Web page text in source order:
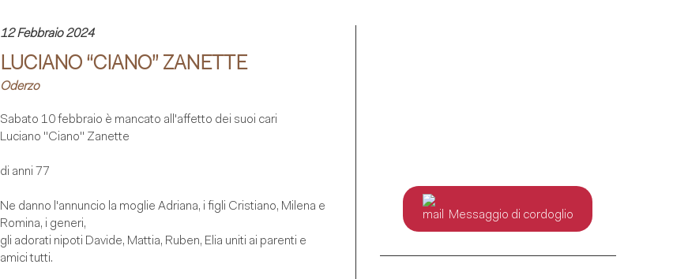
12 Febbraio 2024
LUCIANO “CIANO” ZANETTE
Oderzo
Sabato 10 febbraio è mancato all'affetto dei suoi cari
Luciano "Ciano" Zanette
di anni 77
Ne danno l'annuncio la moglie Adriana, i figli Cristiano, Milena e
Romina, i generi,
gli adorati nipoti Davide, Mattia, Ruben, Elia uniti ai parenti e
amici tutti.
Messaggio di cordoglio